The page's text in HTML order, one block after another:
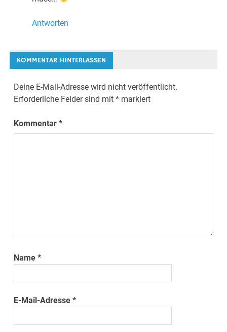
Antworten
KOMMENTAR HINTERLASSEN
Deine E-Mail-Adresse wird nicht veröffentlicht.
Erforderliche Felder sind mit* markiert
Kommentar*
Name*
E-Mail-Adresse*